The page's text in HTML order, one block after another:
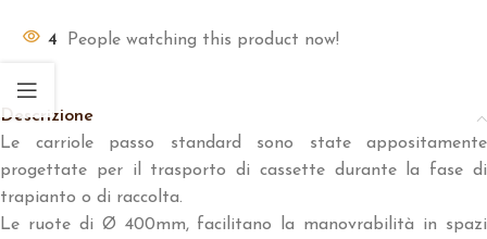
4 People watching this product now!
Descrizione
Le carriole passo standard sono state appositamente
progettate per il trasporto di cassette durante la fase di
trapianto o di raccolta.
Le ruote di Ø 400mm, facilitano la manovrabilità in spazi